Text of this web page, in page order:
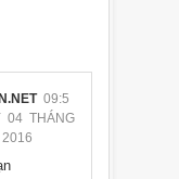
09:5
04 THÁNG